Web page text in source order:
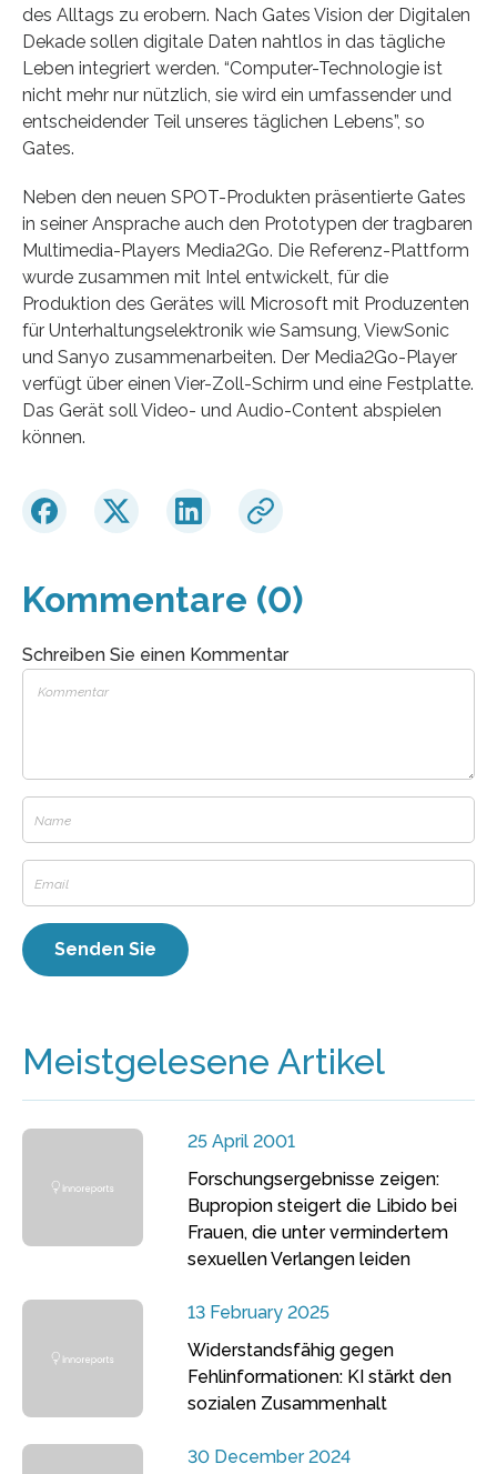
des Alltags zu erobern. Nach Gates Vision der Digitalen
Dekade sollen digitale Daten nahtlos in das tägliche
Leben integriert werden. “Computer-Technologie ist
nicht mehr nur nützlich, sie wird ein umfassender und
entscheidender Teil unseres täglichen Lebens”, so
Gates.
Neben den neuen SPOT-Produkten präsentierte Gates
in seiner Ansprache auch den Prototypen der tragbaren
Multimedia-Players Media2Go. Die Referenz-Plattform
wurde zusammen mit Intel entwickelt, für die
Produktion des Gerätes will Microsoft mit Produzenten
für Unterhaltungselektronik wie Samsung, ViewSonic
und Sanyo zusammenarbeiten. Der Media2Go-Player
verfügt über einen Vier-Zoll-Schirm und eine Festplatte.
Das Gerät soll Video- und Audio-Content abspielen
können.
Kommentare (0)
Schreiben Sie einen Kommentar
Meistgelesene Artikel
25 April 2001
Forschungsergebnisse zeigen:
Bupropion steigert die Libido bei
Frauen, die unter vermindertem
sexuellen Verlangen leiden
13 February 2025
Widerstandsfähig gegen
Fehlinformationen: KI stärkt den
sozialen Zusammenhalt
30 December 2024